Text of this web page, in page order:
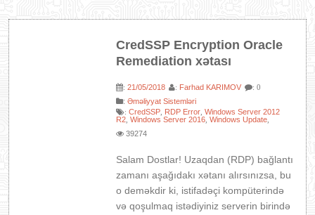
PROQRAMLAR
IT LÜĞƏT
XƏBƏRLƏR
CredSSP Encryption Oracle
Remediation xətası
:21/05/2018 : Farhad KARIMOV : 0
:Əməliyyat Sistemləri
:CredSSP RDP Error ,Windows Server 2012
R2 ,Windows Server 2016 ,Windows Update
39274
Salam Dostlar! Uzaqdan (RDP) bağlantı
zamanı aşağıdakı xətanı alırsınızsa, bu
o deməkdir ki, istifadəçi kompüterində
və qoşulmaq istədiyiniz serverin birində